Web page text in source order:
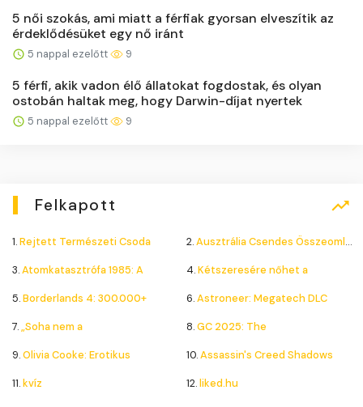
5 női szokás, ami miatt a férfiak gyorsan elveszítik az
érdeklődésüket egy nő iránt
5 nappal ezelőtt 9
5 férfi, akik vadon élő állatokat fogdostak, és olyan
ostobán haltak meg, hogy Darwin-díjat nyertek
5 nappal ezelőtt 9
Felkapott
1.Rejtett Természeti Csoda 2.Ausztrália Csendes Összeomlása
3.Atomkatasztrófa 1985: A 4.Kétszeresére nőhet a
5.Borderlands 4: 300.000+ 6.Astroneer: Megatech DLC
7.„Soha nem a 8.GC 2025: The
9.Olivia Cooke: Erotikus 10.Assassin's Creed Shadows
11.kvíz 12.liked.hu